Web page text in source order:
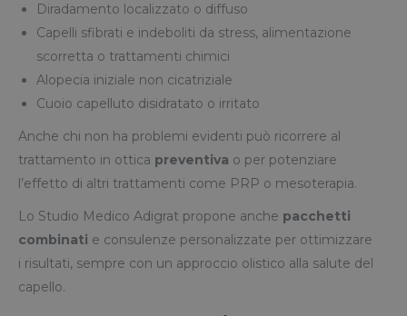
Diradamento localizzato o diffuso
Capelli sfibrati e indeboliti da stress, alimentazione
scorretta o trattamenti chimici
Alopecia iniziale non cicatriziale
Cuoio capelluto disidratato o irritato
Anche chi non ha problemi evidenti può ricorrere al
trattamento in ottica preventiva o per potenziare
l’effetto di altri trattamenti come PRP o mesoterapia.
Lo Studio Medico Adigrat propone anche pacchetti
combinati e consulenze personalizzate per ottimizzare
i risultati, sempre con un approccio olistico alla salute del
capello.